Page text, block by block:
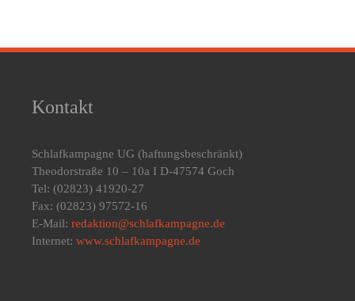
Kontakt
Schlafkampagne UG (haftungsbeschränkt)
Theodorstraße 10 – 10a I D-47574 Goch
Tel: (02823) 41920-27
Fax: (02823) 97572-16
E-Mail: redaktion@schlafkampagne.de
Internet: www.schlafkampagne.de